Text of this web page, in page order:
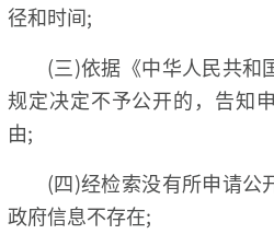
径和时间;
(三)依据《中华人民共和
规定决定不予公开的，告知
由;
(四)经检索没有所申请公
政府信息不存在;